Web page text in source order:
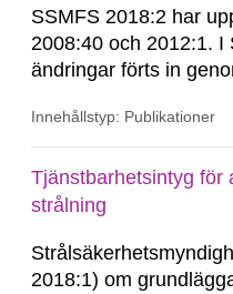
SSMFS 2018:2 har
2008:40 och 2012:1. I
ändringar förts in
Innehållstyp: Publikationer
Tjänstbarhetsintyg för
strålning
2018:1) om